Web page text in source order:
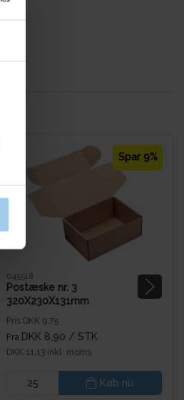
Spar 9%
045518
Postæske nr. 3
320X230X131mm
Pris DKK 9,75
Fra DKK 8,90 / STK
DKK 11,13 inkl. moms
Køb nu